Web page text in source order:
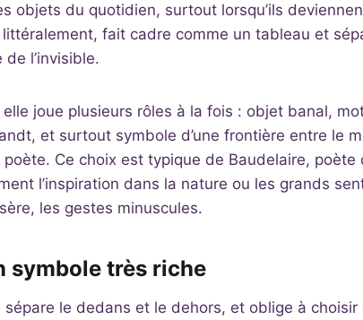
objets du quotidien, surtout lorsqu’ils
fait cadre comme un tableau et
de l’invisible.
joue plusieurs rôles à la fois : objet banal,
et surtout symbole d’une frontière entre le
Ce choix est typique de Baudelaire, poète
l’inspiration dans la nature ou les grands
les gestes minuscules.
symbole très riche
sépare le dedans et le dehors, et oblige à choisir